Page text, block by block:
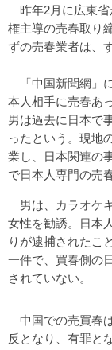
昨年2月に広東省
権主導の売春取り
ずの売春業者は、
「中国新聞網」
本人相手に売春あ
男は過去に日本で
ったという。現地
業し、日本関連の
で日本人専門の売
男は、カラオケ
女性を勧誘。日本
りが逮捕されたこ
一件で、買春側の
されていない。
中国での売買春
反となり、有罪と